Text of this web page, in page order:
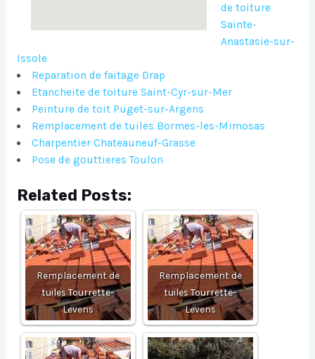
de toiture
Sainte-
Anastasie-sur-
Issole
Reparation de faitage Drap
Etancheite de toiture Saint-Cyr-sur-Mer
Peinture de toit Puget-sur-Argens
Remplacement de tuiles Bormes-les-Mimosas
Charpentier Chateauneuf-Grasse
Pose de gouttieres Toulon
Related Posts:
Remplacement de
tuiles Tourrette-
Levens
Remplacement de
tuiles Tourrette-
Levens